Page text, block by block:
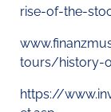
rise-of-the-
tours/history-
https://